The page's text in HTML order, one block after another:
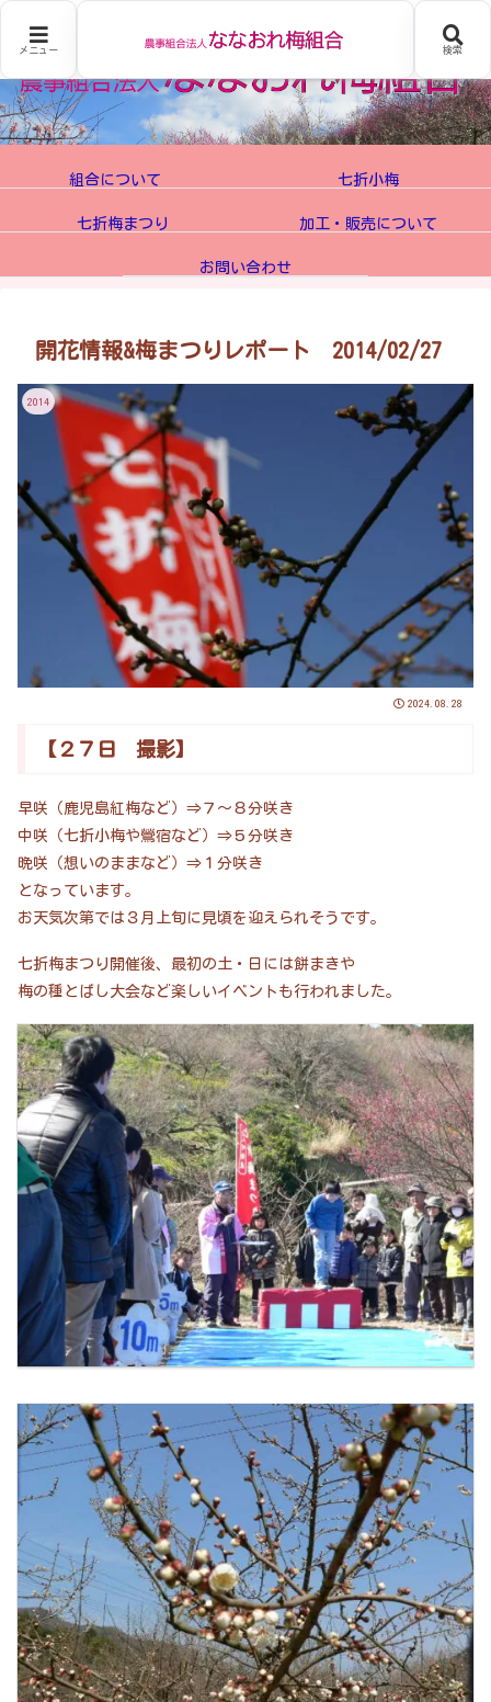
組合について 七折小梅
七折梅まつり 加工・販売について
お問い合わせ
開花情報&梅まつりレポート 2014/02/27
2014
2024.08.28
【２７日 撮影】
早咲（鹿児島紅梅など）⇒７～８分咲き
中咲（七折小梅や鶯宿など）⇒５分咲き
晩咲（想いのままなど）⇒１分咲き
となっています。
お天気次第では３月上旬に見頃を迎えられそうです。
七折梅まつり開催後、最初の土・日には餅まきや
梅の種とばし大会など楽しいイベントも行われました。
メニュー 検索